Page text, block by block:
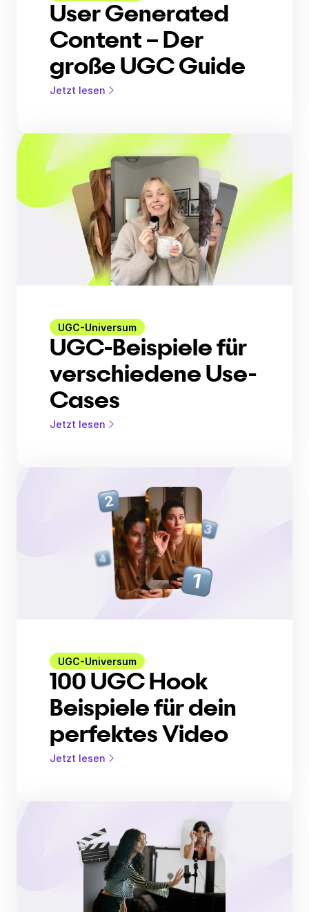
User Generated
Content – Der
große UGC Guide
Jetzt lesen
UGC-Universum
UGC-Beispiele für
verschiedene Use-
Cases
Jetzt lesen
UGC-Universum
100 UGC Hook
Beispiele für dein
perfektes Video
Jetzt lesen